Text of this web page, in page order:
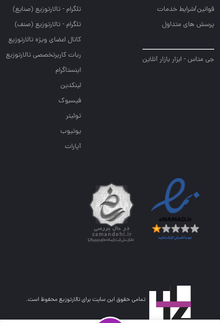
قوانین/شرایط خدمات
پرسش های متداول
جی متاس - ابزار بازار آنلاین
تلگرام - تالارتوزيع (صنايع)
تلگرام - تالارتوزیع (صنف)
کانال اعضای ویژه تالارتوزیع
ربات کاربرتخصصی تالارتوزیع
اینستاگرام
لینکدین
فیسبوک
توئیتر
یوتیوب
آپارات
تمامی حقوق این سایت برای تالارتوزیع محفوظ است.